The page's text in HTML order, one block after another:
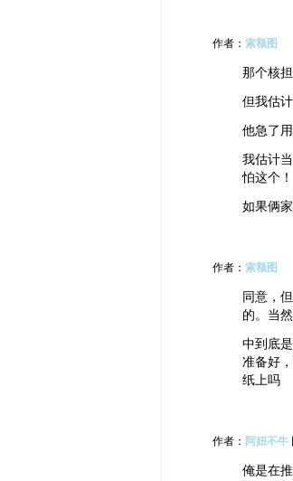
作者： 索额图
那个核
但我估
他急了
我估计
怕这个！
如果俩
作者： 索额图
同意，
的。当
中到底
准备好
纸上吗
作者： 阿妞不牛
俺是在